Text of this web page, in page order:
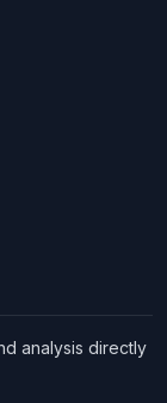
analysis directly